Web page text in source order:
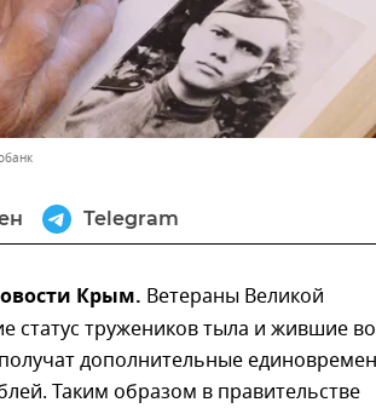
Telegram
Крым. Ветераны Великой
тружеников тыла и жившие во
дополнительные
Таким образом в правительстве